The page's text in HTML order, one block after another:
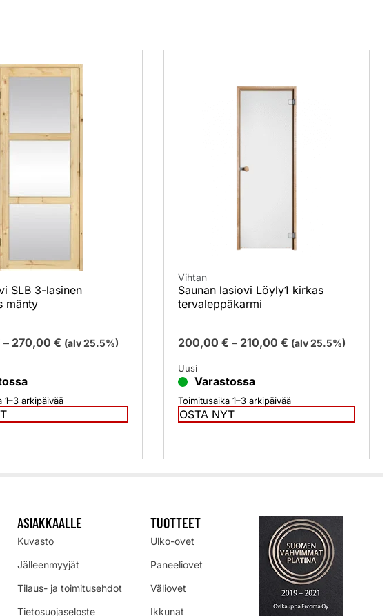
SLB 3-lasinen
mänty
– 270,00 € (alv 25.5%)
1–3 arkipäivää
Vihtan
Saunan lasiovi Löyly1 kirkas
tervaleppäkarmi
200,00 € – 210,00 € (alv 25.5%)
Uusi
Varastossa
Toimitusaika 1–3 arkipäivää
OSTA NYT
ASIAKKAALLE
Kuvasto
Jälleenmyyjät
Tilaus- ja toimitusehdot
Tietosuojaseloste
TUOTTEET
Ulko-ovet
Paneeliovet
Väliovet
Ikkunat